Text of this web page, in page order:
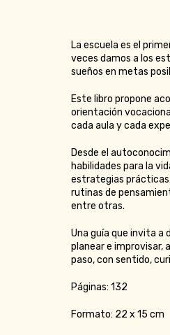
La escuela es el
veces damos a los
sueños en metas
Este libro propone
orientación
cada aula y cada
Desde el
habilidades para la
estrategias
rutinas de
entre otras.
Una guía que invita
planear e improvisar,
paso, con sentido,
Páginas: 132
Formato: 22 x 15 cm